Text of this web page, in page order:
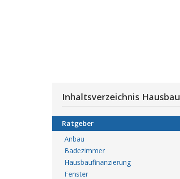
Inhaltsverzeichnis Hausbau
Ratgeber
Anbau
Badezimmer
Hausbaufinanzierung
Fenster